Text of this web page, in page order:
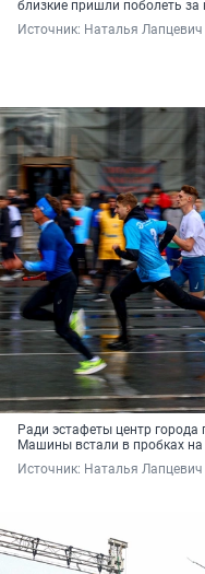
близкие пришли поболеть за
Источник: Наталья Лапцевич
Ради эстафеты центр города
Машины встали в пробках на
Источник: Наталья Лапцевич